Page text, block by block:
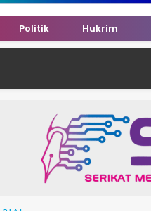
Politik Hukrim